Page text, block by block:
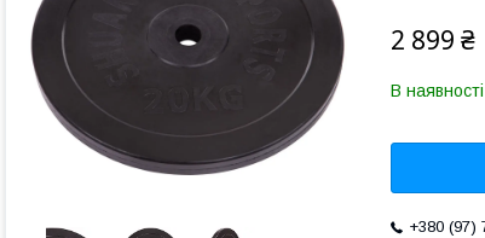
2 899 ₴
В наявності
+380 (97)